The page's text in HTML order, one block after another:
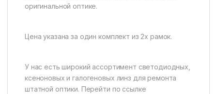
оригинальной оптике.
Цена указана за один комплект из 2х рамок.
У нас есть широкий ассортимент светодиодных,
ксеноновых и галогеновых линз для ремонта
штатной оптики. Перейти по ссылке